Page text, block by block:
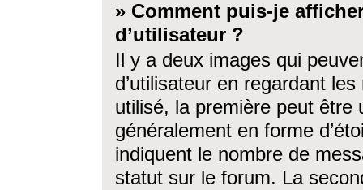
» Comment puis-je
d’utilisateur ?
Il y a deux images qui
d’utilisateur en regardant
utilisé, la première peut être
généralement en forme
indiquent le nombre de
statut sur le forum. La